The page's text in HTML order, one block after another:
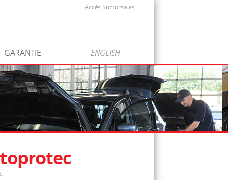
GARANTIE ENGLISH
Accès Succursales
.